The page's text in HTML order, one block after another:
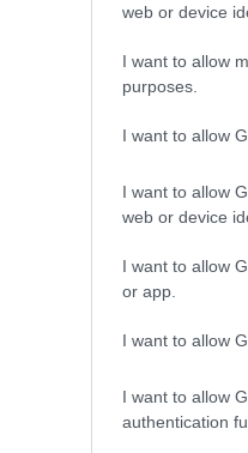
web or device
I want to allow
purposes.
I want to allow
I want to allow
web or device
I want to allow
or app.
I want to allow
I want to allow
authentication